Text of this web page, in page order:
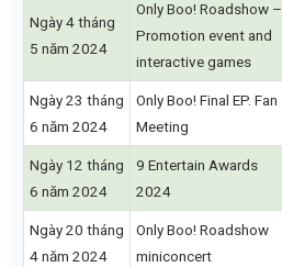
Ngày 4 tháng
5 năm 2024
Only Boo! Roadshow –
Promotion event and
interactive games
Ngày 23 tháng
6 năm 2024
Only Boo! Final EP. Fan
Meeting
Ngày 12 tháng
6 năm 2024
9 Entertain Awards
2024
Ngày 20 tháng
4 năm 2024
Only Boo! Roadshow
miniconcert